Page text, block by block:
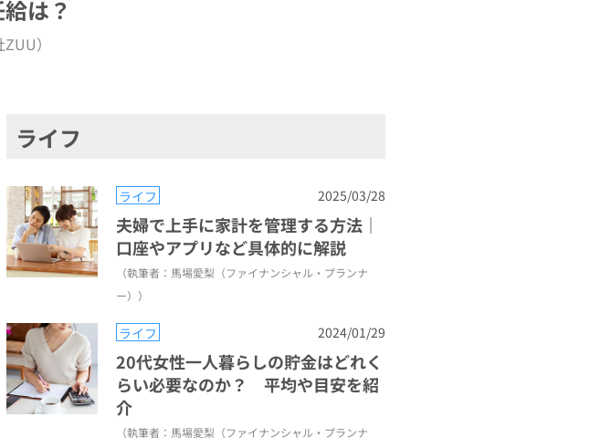
は？
）
ライフ
ライフ 2025/03/28
夫婦で上手に家計を管理する方法｜
口座やアプリなど具体的に解説
（執筆者：馬場愛梨（ファイナンシャル・プランナ
ー））
ライフ 2024/01/29
20代女性一人暮らしの貯金はどれく
らい必要なのか？ 平均や目安を紹
介
（執筆者：馬場愛梨（ファイナンシャル・プランナ